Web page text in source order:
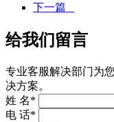
下一篇
给我们留言
专业客服解决部门为
决方案。
姓 名*
电 话*